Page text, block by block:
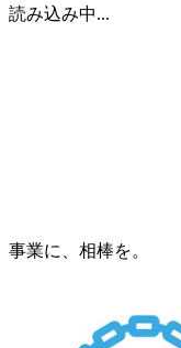
読み込み中...
事業に、相棒を。